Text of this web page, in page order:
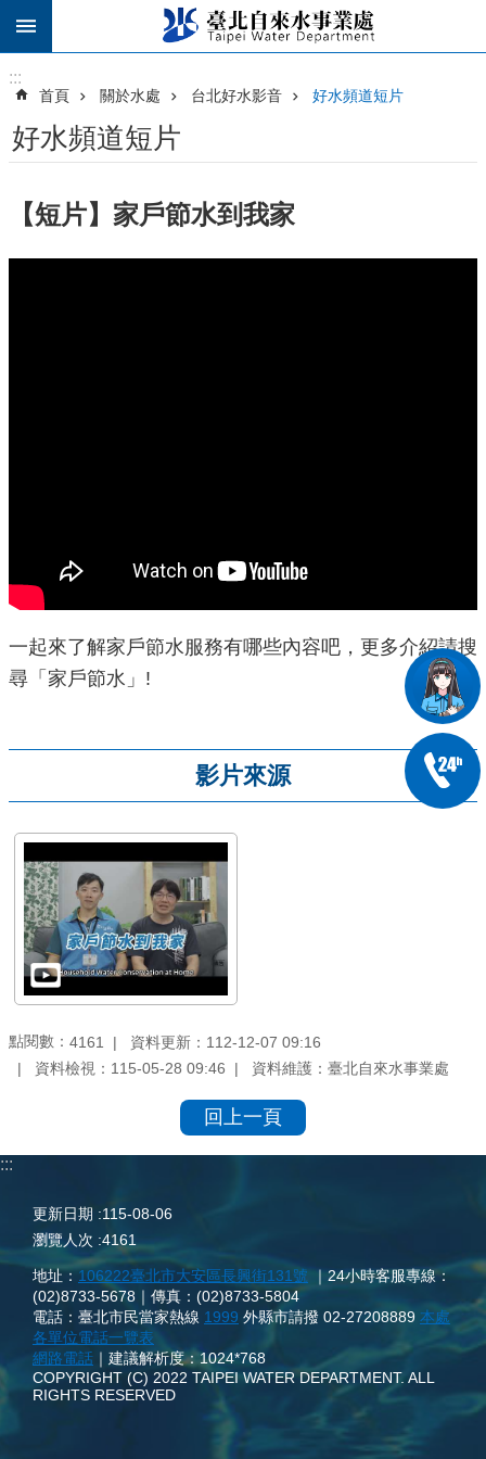
跳到主要內容區塊
:::
首頁 關於水處 台北好水影音 好水頻道短片
好水頻道短片
【短片】家戶節水到我家
一起來了解家戶節水服務有哪些內容吧，更多介紹請搜
尋「家戶節水」!
影片來源
點閱數： 4161
資料更新：112-12-07 09:16
資料檢視：115-05-28 09:46
資料維護：臺北自來水事業處
回上一頁
:::
更新日期
115-08-06
瀏覽人次 4161
地址： 106222臺北市大安區長興街131號 ｜24小時客服專線：
(02)8733-5678｜傳真：(02)8733-5804
電話：臺北市民當家熱線 1999 外縣市請撥 02-27208889 本處
各單位電話一覽表
網路電話 ｜建議解析度：1024*768
COPYRIGHT (C) 2022 TAIPEI WATER DEPARTMENT. ALL
RIGHTS RESERVED